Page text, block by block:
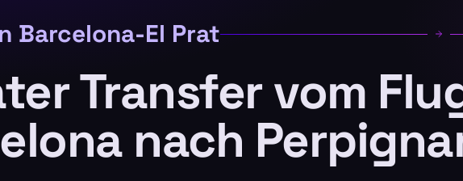
Barcelona-El Prat
Transfer vom
nach